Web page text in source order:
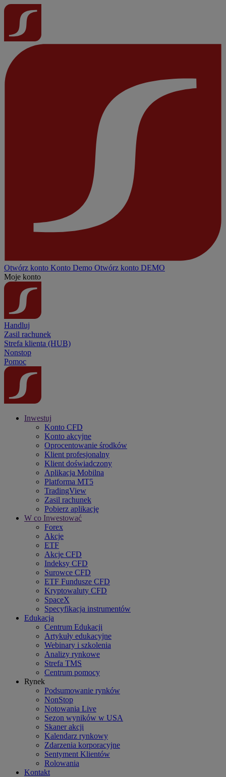
Otwórz konto Konto Demo Otwórz konto DEMO
Moje konto
Handluj
Zasil rachunek
Strefa klienta (HUB)
Nonstop
Pomoc
Inwestuj
Konto CFD
Konto akcyjne
Oprocentowanie środków
Klient profesjonalny
Klient doświadczony
Aplikacja Mobilna
Platforma MT5
TradingView
Zasil rachunek
Pobierz aplikację
W co Inwestować
Forex
Akcje
ETF
Akcje CFD
Indeksy CFD
Surowce CFD
ETF Fundusze CFD
Kryptowaluty CFD
SpaceX
Specyfikacja instrumentów
Edukacja
Centrum Edukacji
Artykuły edukacyjne
Webinary i szkolenia
Analizy rynkowe
Strefa TMS
Centrum pomocy
Rynek
Podsumowanie rynków
NonStop
Notowania Live
Sezon wyników w USA
Skaner akcji
Kalendarz rynkowy
Zdarzenia korporacyjne
Sentyment Klientów
Rolowania
Kontakt